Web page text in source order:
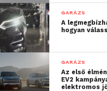
GARÁZS
A
hogyan
GARÁZS
Az első
EV2
elektromos